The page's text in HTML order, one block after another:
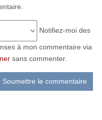
Notifiez-moi des
à mon commentaire via
sans commenter.